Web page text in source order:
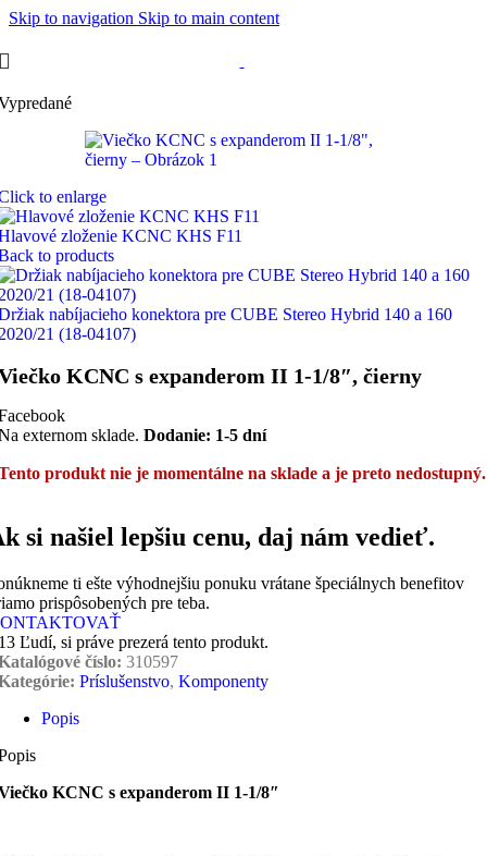
Skip to navigation Skip to main content
to enlarge
zloženie KCNC KHS F11
to products
nabíjacieho konektora pre CUBE Stereo Hybrid 140 a 160
21 (18-04107)
KCNC s expanderom II 1-1/8″, čierny
externom sklade. Dodanie: 1-5 dní
produkt nie je momentálne na sklade a je preto nedostupný.
si našiel lepšiu cenu, daj nám vedieť.
ti ešte výhodnejšiu ponuku vrátane špeciálnych benefitov
prispôsobených pre teba.
Ľudí, si práve prezerá tento produkt.
číslo: 310597
Príslušenstvo, Komponenty
Popis
KCNC s expanderom II 1-1/8″